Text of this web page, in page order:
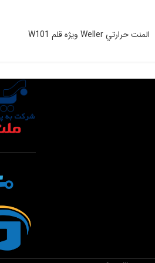
المنت حرارتي Weller ويژه قلم W101